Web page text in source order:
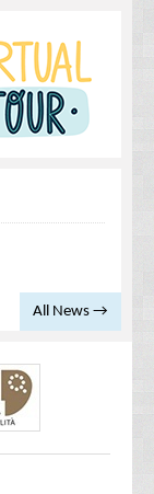
All News →